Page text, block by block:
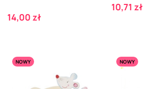
Cena
14,00 zł
Cena
10,71 zł
NOWY NOWY